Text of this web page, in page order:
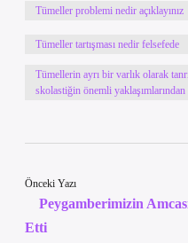
Tümeller problemi nedir açıklayınız
Tümeller tartışması nedir felsefede
Tümellerin ayrı bir varlık olarak
skolastiğin önemli
Önceki Yazı
Peygamberimizin
Etti